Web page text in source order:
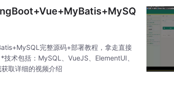
完整源码+部署教程，拿走直接
术包括：MySQL、VueJS、ElementUI、
取详细的视频介绍